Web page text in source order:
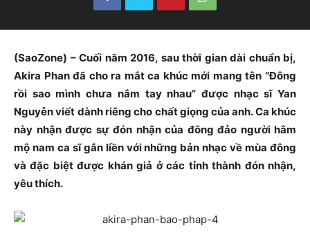
(SaoZone) – Cuối năm 2016, sau thời gian dài chuẩn bị,
Akira Phan đã cho ra mắt ca khúc mới mang tên “Đông
rồi sao mình chưa nắm tay nhau” được nhạc sĩ Yan
Nguyễn viết dành riêng cho chất giọng của anh. Ca khúc
này nhận được sự đón nhận của đông đảo người hâm
mộ nam ca sĩ gắn liền với những bản nhạc về mùa đông
và đặc biệt được khán giả ở các tỉnh thành đón nhận,
yêu thích.